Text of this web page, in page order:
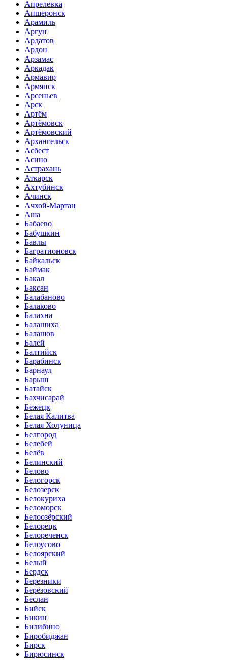
Апрелевка
Апшеронск
Арамиль
Аргун
Ардатов
Ардон
Арзамас
Аркадак
Армавир
Армянск
Арсеньев
Арск
Артём
Артёмовск
Артёмовский
Архангельск
Асбест
Асино
Астрахань
Аткарск
Ахтубинск
Ачинск
Ачхой-Мартан
Аша
Бабаево
Бабушкин
Бавлы
Багратионовск
Байкальск
Баймак
Бакал
Баксан
Балабаново
Балаково
Балахна
Балашиха
Балашов
Балей
Балтийск
Барабинск
Барнаул
Барыш
Батайск
Бахчисарай
Бежецк
Белая Калитва
Белая Холуница
Белгород
Белебей
Белёв
Белинский
Белово
Белогорск
Белозерск
Белокуриха
Беломорск
Белоозёрский
Белорецк
Белореченск
Белоусово
Белоярский
Белый
Бердск
Березники
Берёзовский
Беслан
Бийск
Бикин
Билибино
Биробиджан
Бирск
Бирюсинск